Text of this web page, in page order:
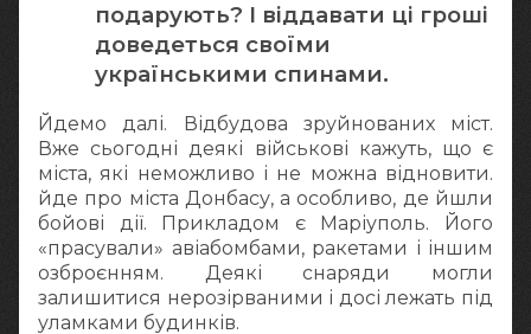
подарують? І віддавати ці гроші
доведеться своїми
українськими спинами.
Йдемо далі. Відбудова зруйнованих міст.
Вже сьогодні деякі військові кажуть, що є
міста, які неможливо і не можна відновити.
йде про міста Донбасу, а особливо, де йшли
бойові дії. Прикладом є Маріуполь. Його
«прасували» авіабомбами, ракетами і іншим
озброєнням. Деякі снаряди могли
залишитися нерозірваними і досі лежать під
уламками будинків.